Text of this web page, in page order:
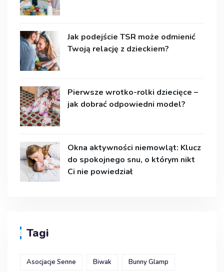
Jak podejście TSR może odmienić
Twoją relację z dzieckiem?
Pierwsze wrotko-rolki dziecięce –
jak dobrać odpowiedni model?
Okna aktywności niemowląt: Klucz
do spokojnego snu, o którym nikt
Ci nie powiedział
Tagi
Asocjacje Senne Biwak Bunny Glamp